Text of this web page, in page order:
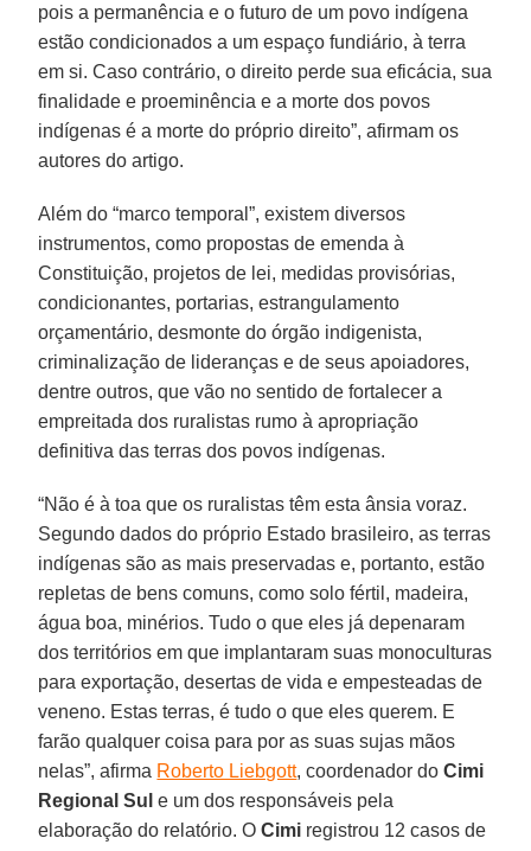
pois a permanência e o futuro de um povo indígena
estão condicionados a um espaço fundiário, à terra
em si. Caso contrário, o direito perde sua eficácia, sua
finalidade e proeminência e a morte dos povos
indígenas é a morte do próprio direito”, afirmam os
autores do artigo.
Além do “marco temporal”, existem diversos
instrumentos, como propostas de emenda à
Constituição, projetos de lei, medidas provisórias,
condicionantes, portarias, estrangulamento
orçamentário, desmonte do órgão indigenista,
criminalização de lideranças e de seus apoiadores,
dentre outros, que vão no sentido de fortalecer a
empreitada dos ruralistas rumo à apropriação
definitiva das terras dos povos indígenas.
“Não é à toa que os ruralistas têm esta ânsia voraz.
Segundo dados do próprio Estado brasileiro, as terras
indígenas são as mais preservadas e, portanto, estão
repletas de bens comuns, como solo fértil, madeira,
água boa, minérios. Tudo o que eles já depenaram
dos territórios em que implantaram suas monoculturas
para exportação, desertas de vida e empesteadas de
veneno. Estas terras, é tudo o que eles querem. E
farão qualquer coisa para por as suas sujas mãos
nelas”, afirma Roberto Liebgott, coordenador doCimi
Regional Sul e um dos responsáveis pela
elaboração do relatório. OCimi registrou 12 casos de